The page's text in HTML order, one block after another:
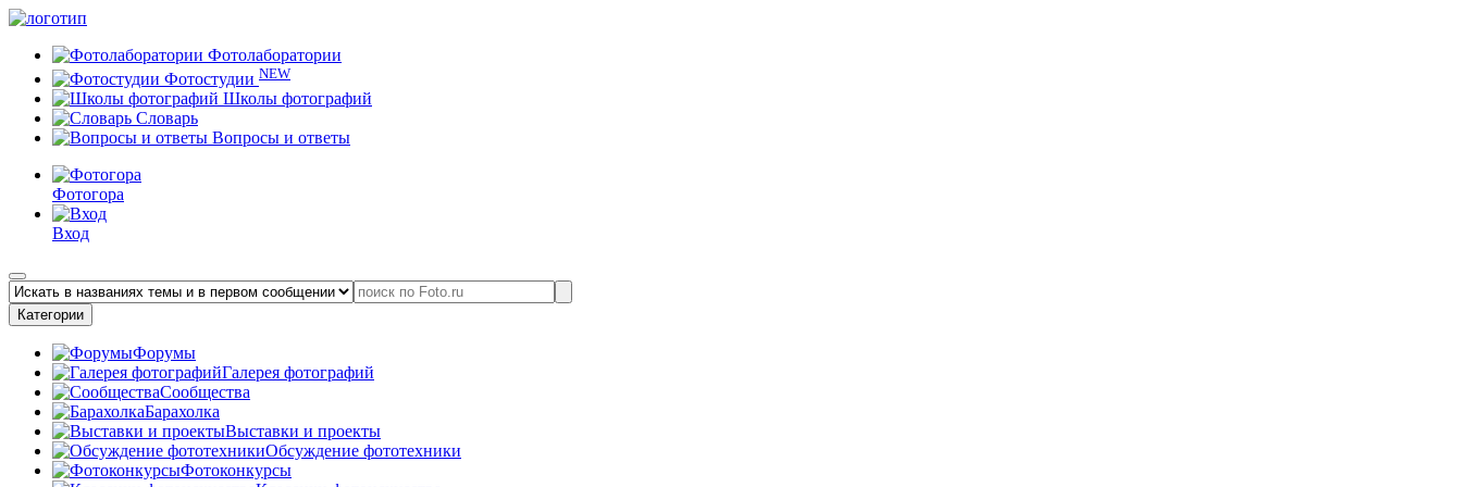
Фотолаборатории
Фотостудии NEW
Школы фотографий
Словарь
Вопросы и ответы
Фотогора
Вход
Категории
Форумы
Галерея фотографий
Сообщества
Барахолка
Выставки и проекты
Обсуждение фототехники
Фотоконкурсы